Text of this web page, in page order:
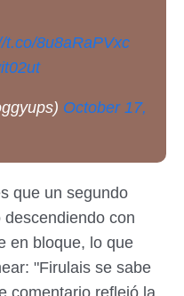
t.co/8u8aRaPVxc
October 17,
que un segundo
con
en bloque, lo que
"Firulais se sabe